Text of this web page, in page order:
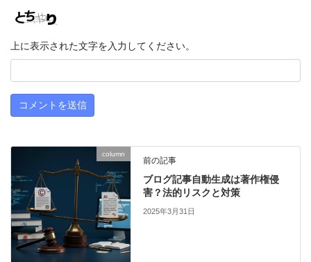
上に表示された文字を入力してください。
column
前の記事
ブログ記事自動生成は著作権侵
害？法的リスクと対策
2025年3月31日